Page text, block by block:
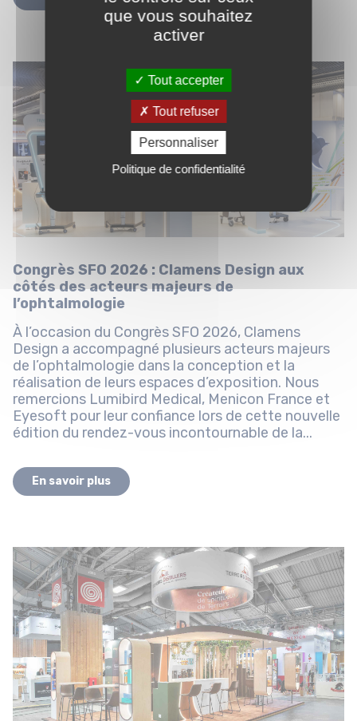
Congrès SFO 2026 : Clamens Design aux
côtés des acteurs majeurs de
l’ophtalmologie
À l’occasion du Congrès SFO 2026, Clamens
Design a accompagné plusieurs acteurs majeurs
de l’ophtalmologie dans la conception et la
réalisation de leurs espaces d’exposition. Nous
remercions Lumibird Medical, Menicon France et
Eyesoft pour leur confiance lors de cette nouvelle
édition du rendez-vous incontournable de la...
En savoir plus
que vous souhaitez
activer
Tout accepter
Tout refuser
Personnaliser
Politique de confidentialité